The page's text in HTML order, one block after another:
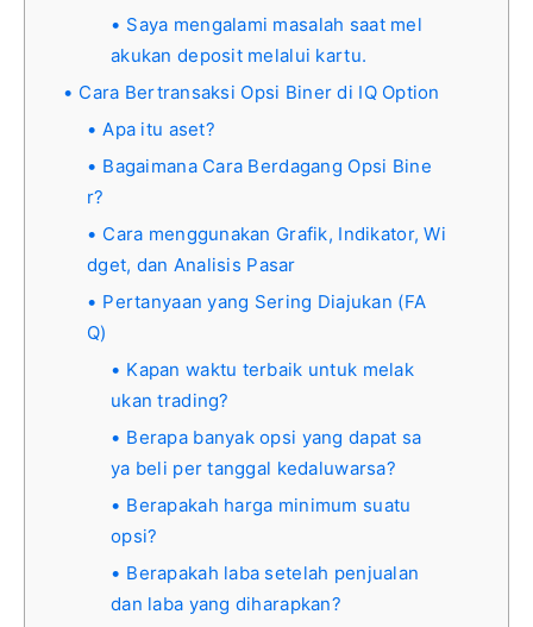
Saya mengalami masalah saat mel
akukan deposit melalui kartu.
Cara Bertransaksi Opsi Biner di IQ Option
Apa itu aset?
Bagaimana Cara Berdagang Opsi Bine
r?
Cara menggunakan Grafik, Indikator, Wi
dget, dan Analisis Pasar
Pertanyaan yang Sering Diajukan (FA
Q)
Kapan waktu terbaik untuk melak
ukan trading?
Berapa banyak opsi yang dapat sa
ya beli per tanggal kedaluwarsa?
Berapakah harga minimum suatu
opsi?
Berapakah laba setelah penjualan
dan laba yang diharapkan?